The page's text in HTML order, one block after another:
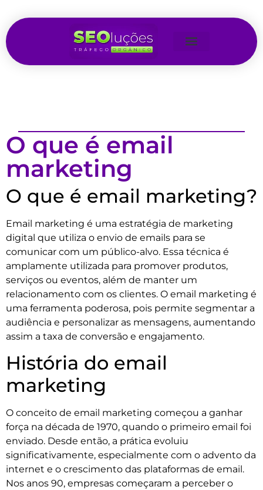
O que é email
marketing
O que é email marketing?
Email marketing é uma estratégia de marketing
digital que utiliza o envio de emails para se
comunicar com um público-alvo. Essa técnica é
amplamente utilizada para promover produtos,
serviços ou eventos, além de manter um
relacionamento com os clientes. O email marketing é
uma ferramenta poderosa, pois permite segmentar a
audiência e personalizar as mensagens, aumentando
assim a taxa de conversão e engajamento.
História do email
marketing
O conceito de email marketing começou a ganhar
força na década de 1970, quando o primeiro email foi
enviado. Desde então, a prática evoluiu
significativamente, especialmente com o advento da
internet e o crescimento das plataformas de email.
Nos anos 90, empresas começaram a perceber o